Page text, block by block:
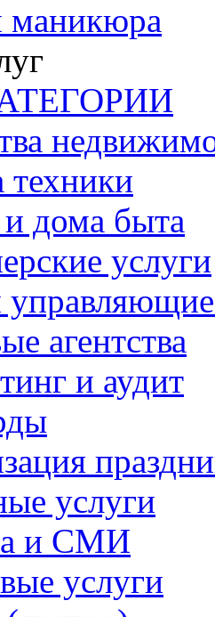
маникюра
техники
дома быта
услуги
агентства
и аудит
услуги
и СМИ
услуги